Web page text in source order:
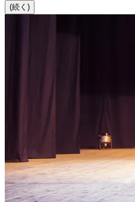
(続く)